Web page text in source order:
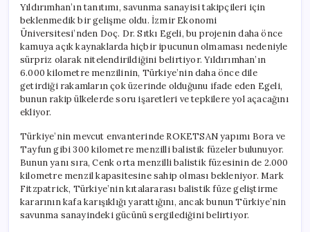
Yıldırımhan’ın tanıtımı, savunma sanayisi takipçileri için
beklenmedik bir gelişme oldu. İzmir Ekonomi
Üniversitesi’nden Doç. Dr. Sıtkı Egeli, bu projenin daha önce
kamuya açık kaynaklarda hiçbir ipucunun olmaması nedeniyle
sürpriz olarak nitelendirildiğini belirtiyor. Yıldırımhan’ın
6.000 kilometre menzilinin, Türkiye’nin daha önce dile
getirdiği rakamların çok üzerinde olduğunu ifade eden Egeli,
bunun rakip ülkelerde soru işaretleri ve tepkilere yol açacağını
ekliyor.
Türkiye’nin mevcut envanterinde ROKETSAN yapımı Bora ve
Tayfun gibi 300 kilometre menzilli balistik füzeler bulunuyor.
Bunun yanı sıra, Cenk orta menzilli balistik füzesinin de 2.000
kilometre menzil kapasitesine sahip olması bekleniyor. Mark
Fitzpatrick, Türkiye’nin kıtalararası balistik füze geliştirme
kararının kafa karışıklığı yarattığını, ancak bunun Türkiye’nin
savunma sanayindeki gücünü sergilediğini belirtiyor.